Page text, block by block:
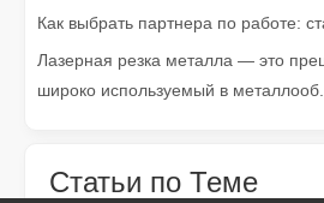
Тимбилдинг Leapion Red Leaf Valley подошел к успешному завершению
Лазерная резка металла — это
широко используемый в металлооб...
Статьи по Теме